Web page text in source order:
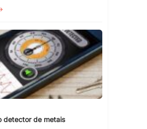
detector de metais